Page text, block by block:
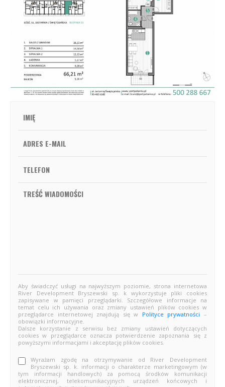
Aby świadczyć usługi na najwyższym poziomie, strona internetowa
River Development Bryszewski sp. k wykorzystuje pliki cookies
zapisywane w pamięci przeglądarki. Szczegółowe informacje na
temat celu ich używania oraz zmiany ustawień plików cookies w
przeglądarce internetowej znajdują się w Polityce prywatności –
obowiązki informacyjne.
Dalsze korzystanie z serwisu bez zmiany ustawień dotyczących
cookies w przeglądarce oznacza potwierdzenie zapoznania się z
powyższymi informacjami i akceptację plików cookies.
Wyrażam zgodę na otrzymywanie od River Development
Bryszewski sp. k. informacji o charakterze marketingowym (w
tym informacji handlowych) za pomocą środków komunikacji
elektronicznej, telekomunikacyjnych urządzeń końcowych i